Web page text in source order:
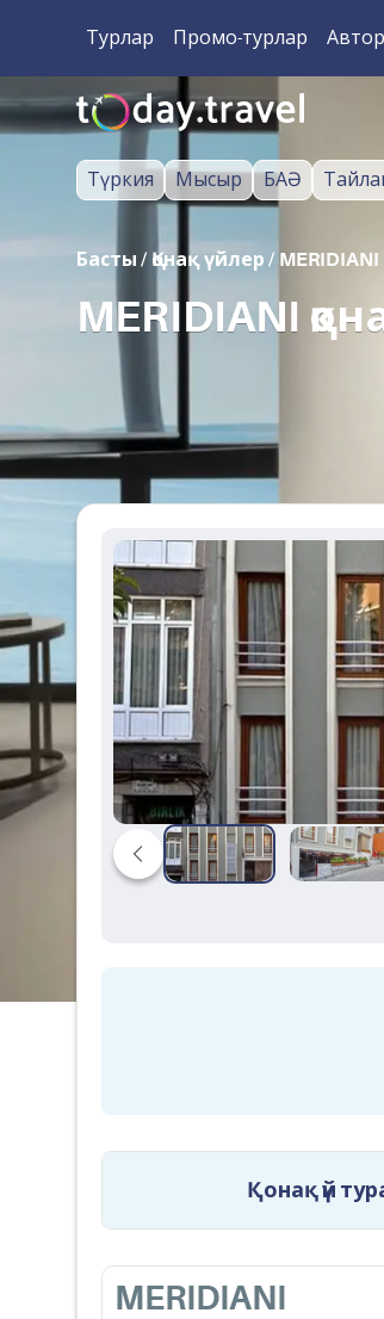
Турлар Промо-турлар
Түркия Мысыр БАӘ
Басты / Қонақ үйлер / MERIDIANI
MERIDIANI
Қонақ үй
MERIDIANI